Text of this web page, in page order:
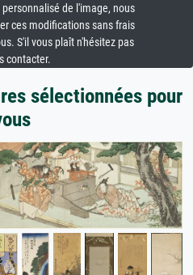
de l'image, nous
ces modifications sans frais
S'il vous plaît n'hésitez pas
contacter.
sélectionnées pour